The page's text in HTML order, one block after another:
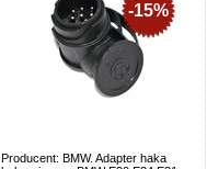
Producent: BMW. Adapter haka
-15%